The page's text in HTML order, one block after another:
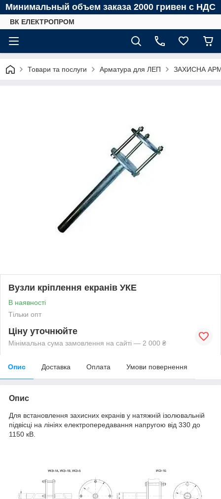
Минимальный объем заказа 2000 гривен с НДС
ВК ЕЛЕКТРОПРОМ
Товари та послуги Арматура для ЛЕП ЗАХИСНА
Вузли кріплення екранів УКЕ
В наявності
Тільки опт
Ціну уточнюйте
Мінімальна сума замовлення на сайті — 2 000 ₴
Опис Доставка Оплата Умови повернення
Опис
Для встановлення захисних екранів у натяжній ізолювальній
підвісці на лініях електропередавання напругою від 330 до
1150 кВ.